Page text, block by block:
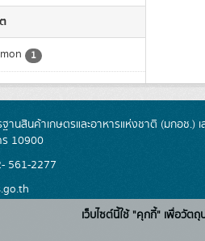
1
านสินค้าเกษตรและอาหารแห่งชาติ (มกอช.)
10900
561-2277
เว็บไซต์นี้ใช้ "คุกกี้" เพื่อวัต